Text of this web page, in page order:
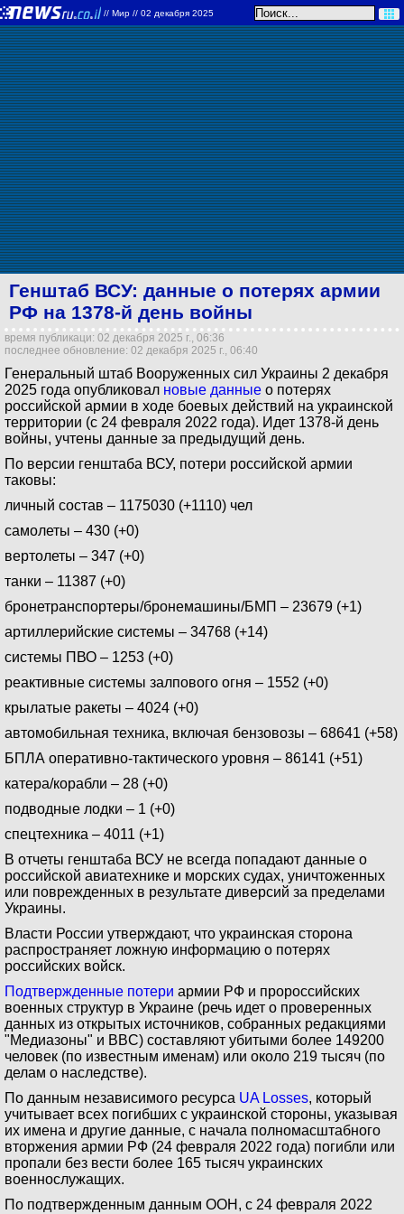
// Мир // 02 декабря 2025
Генштаб ВСУ: данные о потерях армии
РФ на 1378-й день войны
время публикаци: 02 декабря 2025 г., 06:36
последнее обновление: 02 декабря 2025 г., 06:40
Генеральный штаб Вооруженных сил Украины 2 декабря
2025 года опубликовал новые данные о потерях
российской армии в ходе боевых действий на украинской
территории (с 24 февраля 2022 года). Идет 1378-й день
войны, учтены данные за предыдущий день.
По версии генштаба ВСУ, потери российской армии
таковы:
личный состав – 1175030 (+1110) чел
самолеты – 430 (+0)
вертолеты – 347 (+0)
танки – 11387 (+0)
бронетранспортеры/бронемашины/БМП – 23679 (+1)
артиллерийские системы – 34768 (+14)
системы ПВО – 1253 (+0)
реактивные системы залпового огня – 1552 (+0)
крылатые ракеты – 4024 (+0)
автомобильная техника, включая бензовозы – 68641 (+58)
БПЛА оперативно-тактического уровня – 86141 (+51)
катера/корабли – 28 (+0)
подводные лодки – 1 (+0)
спецтехника – 4011 (+1)
В отчеты генштаба ВСУ не всегда попадают данные о
российской авиатехнике и морских судах, уничтоженных
или поврежденных в результате диверсий за пределами
Украины.
Власти России утверждают, что украинская сторона
распространяет ложную информацию о потерях
российских войск.
Подтвержденные потери армии РФ и пророссийских
военных структур в Украине (речь идет о проверенных
данных из открытых источников, собранных редакциями
"Медиазоны" и BBC) составляют убитыми более 149200
человек (по известным именам) или около 219 тысяч (по
делам о наследстве).
По данным независимого ресурса UA Losses, который
учитывает всех погибших с украинской стороны, указывая
их имена и другие данные, с начала полномасштабного
вторжения армии РФ (24 февраля 2022 года) погибли или
пропали без вести более 165 тысяч украинских
военнослужащих.
По подтвержденным данным ООН, с 24 февраля 2022